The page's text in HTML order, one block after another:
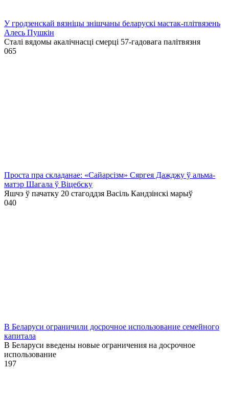
У гродзенскай вязніцы знішчаны беларускі мастак-плітвязень
Алесь Пушкін
Сталі вядомы акалічнасці смерці 57-гадовага палітвязня
065
Проста пра складанае: «Сайарсізм» Сяргея Дажджу ў альма-
матэр Шагала ў Віцебску
Яшчэ ў пачатку 20 стагоддзя Васіль Кандзінскі марыў
040
В Беларуси ограничили досрочное использование семейного
капитала
В Беларуси введены новые ограничения на досрочное
использование
197